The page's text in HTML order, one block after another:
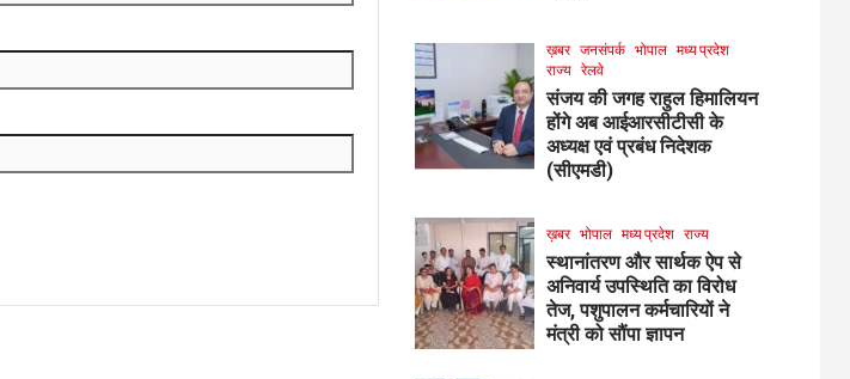
ख़बर जनसंपर्क भोपाल मध्य प्रदेश
राज्य रेलवे
संजय की जगह राहुल हिमालियन
होंगे अब आईआरसीटीसी के
अध्यक्ष एवं प्रबंध निदेशक
(सीएमडी)
ख़बर भोपाल मध्य प्रदेश राज्य
स्थानांतरण और सार्थक ऐप से
अनिवार्य उपस्थिति का विरोध
तेज, पशुपालन कर्मचारियों ने
मंत्री को सौंपा ज्ञापन